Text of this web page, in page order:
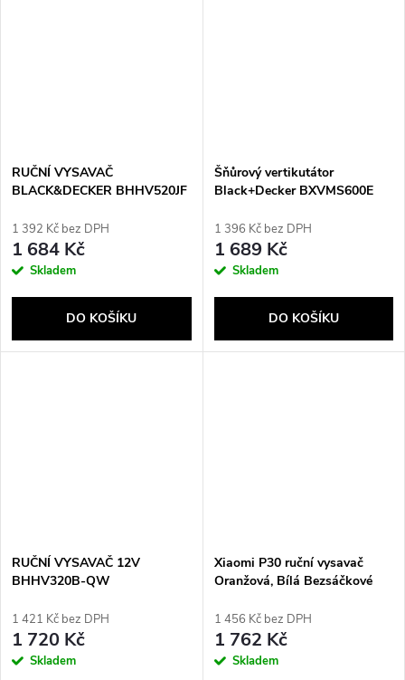
RUČNÍ VYSAVAČ
BLACK&DECKER BHHV520JF
1 392 Kč bez DPH
1 684 Kč
Skladem
DO KOŠÍKU
Šňůrový vertikutátor
Black+Decker BXVMS600E
1 396 Kč bez DPH
1 689 Kč
Skladem
DO KOŠÍKU
RUČNÍ VYSAVAČ 12V
BHHV320B-QW
1 421 Kč bez DPH
1 720 Kč
Skladem
Xiaomi P30 ruční vysavač
Oranžová, Bílá Bezsáčkové
1 456 Kč bez DPH
1 762 Kč
Skladem